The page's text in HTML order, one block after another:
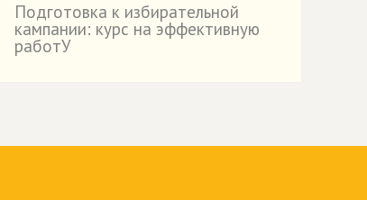
Подготовка к избирательной
кампании: курс на эффективную
работУ